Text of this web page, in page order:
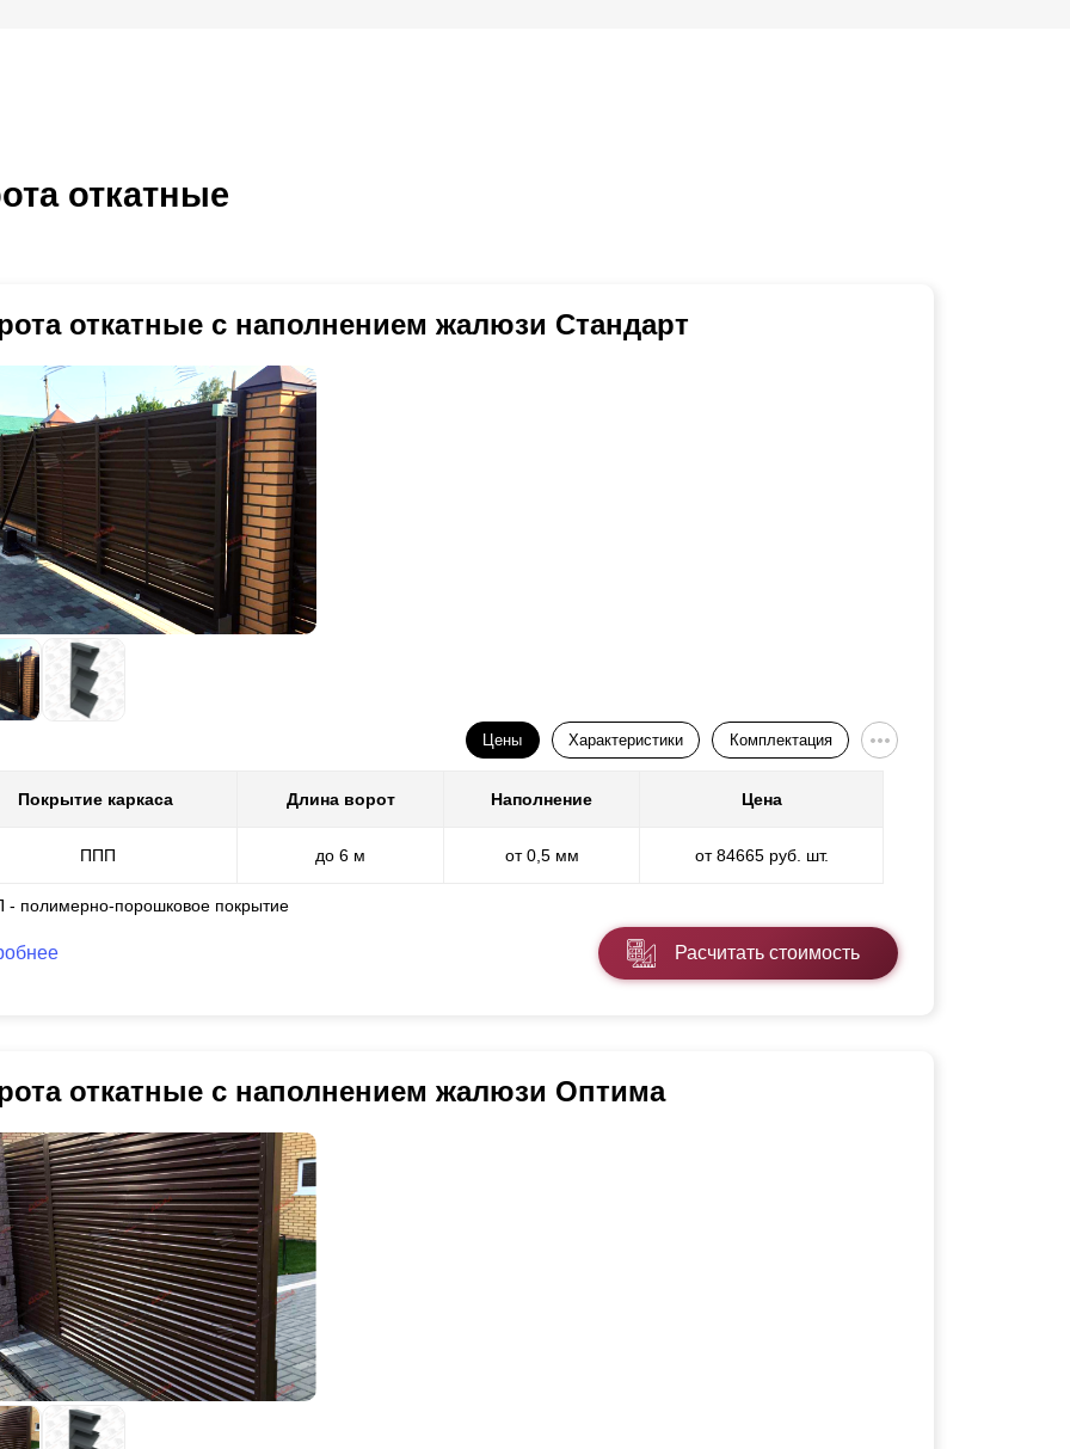
откатные
откатные с наполнением жалюзи Стандарт
Цены Характеристики Комплектация
Покрытие каркаса Длина ворот Наполнение Цена
ППП до 6 м от 0,5 мм от 84665 руб. шт.
- полимерно-порошковое покрытие
Расчитать стоимость
откатные с наполнением жалюзи Оптима